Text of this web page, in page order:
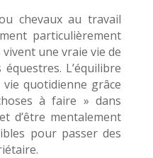
chevaux au travail
particulièrement
une vraie vie de
L’équilibre
quotidienne grâce
à faire » dans
d’être mentalement
pour passer des